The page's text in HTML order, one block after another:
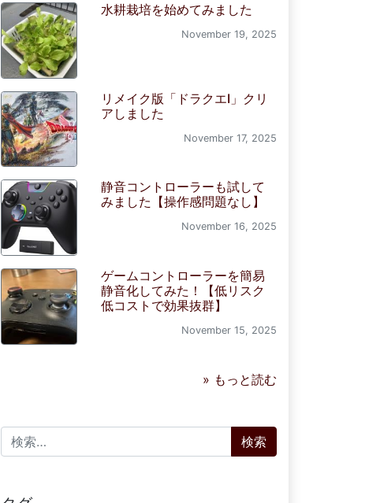
水耕栽培を始めてみました
November 19, 2025
リメイク版「ドラクエI」クリ
アしました
November 17, 2025
静音コントローラーも試して
みました【操作感問題なし】
November 16, 2025
ゲームコントローラーを簡易
静音化してみた！【低リスク
低コストで効果抜群】
November 15, 2025
» もっと読む
検索: